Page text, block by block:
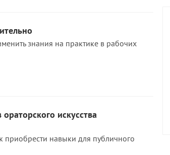
знания на практике в рабочих
искусства
приобрести навыки для публичного